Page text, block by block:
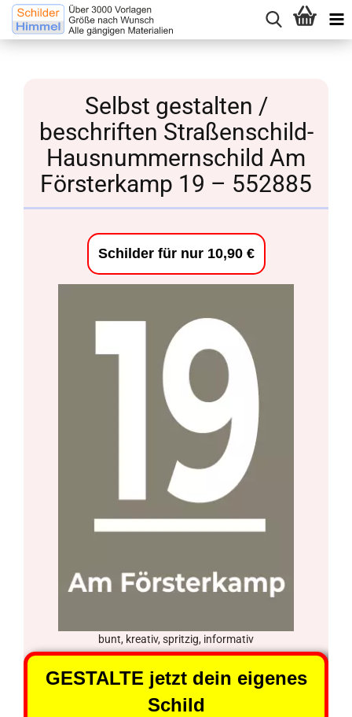
Selbst gestalten /
beschriften Straßenschild-
Hausnummernschild Am
Försterkamp 19 – 552885
Schilder für nur 10,90 €
bunt, kreativ, spritzig, informativ
GESTALTE jetzt dein eigenes
Schild